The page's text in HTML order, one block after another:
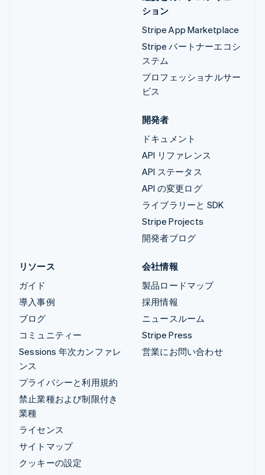
ション
Stripe App Marketplace
Stripe パートナーエコシ
ステム
プロフェッショナルサー
ビス
開発者
ドキュメント
API リファレンス
API ステータス
API の変更ログ
ライブラリーと SDK
Stripe Projects
開発者ブログ
リソース
ガイド
導入事例
ブログ
コミュニティー
Sessions 年次カンファレ
ンス
プライバシーと利用規約
禁止業種および制限付き
業種
ライセンス
サイトマップ
クッキーの設定
会社情報
製品ロードマップ
採用情報
ニュースルーム
Stripe Press
営業にお問い合わせ